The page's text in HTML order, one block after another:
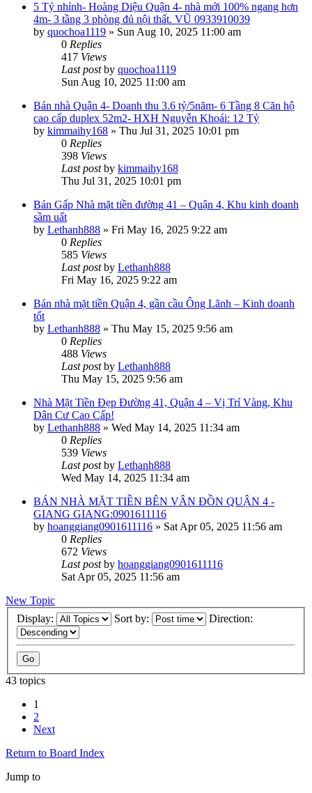
5 Tỷ nhỉnh- Hoàng Diệu Quận 4- nhà mới 100% ngang hơn
4m- 3 tầng 3 phòng đủ nội thất. VŨ 0933910039
by quochoa1119 » Sun Aug 10, 2025 11:00 am
0 Replies
417 Views
Last postby quochoa1119
Sun Aug 10, 2025 11:00 am
Bán nhà Quận 4- Doanh thu 3.6 tỷ/5năm- 6 Tầng 8 Căn hộ
cao cấp duplex 52m2- HXH Nguyễn Khoái: 12 Tỷ
by kimmaihy168 » Thu Jul 31, 2025 10:01 pm
0 Replies
398 Views
Last postby kimmaihy168
Thu Jul 31, 2025 10:01 pm
Bán Gấp Nhà mặt tiền đường 41 – Quận 4, Khu kinh doanh
sầm uất
by Lethanh888 » Fri May 16, 2025 9:22 am
0 Replies
585 Views
Last postby Lethanh888
Fri May 16, 2025 9:22 am
Bán nhà mặt tiền Quận 4, gần cầu Ông Lãnh – Kinh doanh
tốt
by Lethanh888 » Thu May 15, 2025 9:56 am
0 Replies
488 Views
Last postby Lethanh888
Thu May 15, 2025 9:56 am
Nhà Mặt Tiền Đẹp Đường 41, Quận 4 – Vị Trí Vàng, Khu
Dân Cư Cao Cấp!
by Lethanh888 » Wed May 14, 2025 11:34 am
0 Replies
539 Views
Last postby Lethanh888
Wed May 14, 2025 11:34 am
BÁN NHÀ MẶT TIỀN BÊN VÂN ĐỒN QUẬN 4 -
GIANG GIANG:0901611116
by hoanggiang0901611116 » Sat Apr 05, 2025 11:56 am
0 Replies
672 Views
Last postby hoanggiang0901611116
Sat Apr 05, 2025 11:56 am
New Topic
Display:
Sort by: Direction:
43 topics
1
2
Next
Return to Board Index
Jump to